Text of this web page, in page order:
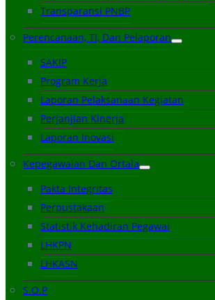
Transparansi PNBP
Perencanaan, TI, Dan Pelaporan
SAKIP
Program Kerja
Laporan Pelaksanaan Kegiatan
Perjanjian Kinerja
Laporan Inovasi
Kepegawaian Dan Ortala
Pakta Integritas
Perpustakaan
Statistik Kehadiran Pegawai
LHKPN
LHKASN
S.O.P